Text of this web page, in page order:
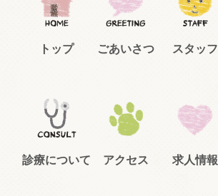
トップ ごあいさつ スタッフ
診療について アクセス 求人情報